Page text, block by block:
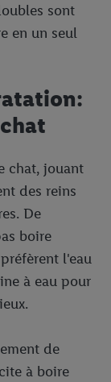
sont
en un seul
chat, jouant
des reins
De
boire
l'eau
à eau pour
de
à boire